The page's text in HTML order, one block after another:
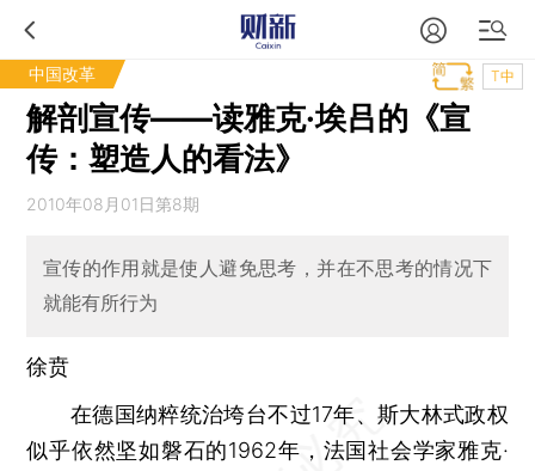
中国改革 T中
解剖宣传——读雅克·埃吕的《宣
传：塑造人的看法》
2010年08月01日第8期
宣传的作用就是使人避免思考，并在不思考的情况下
就能有所行为
徐贲
在德国纳粹统治垮台不过17年、斯大林式政权
似乎依然坚如磐石的1962年，法国社会学家雅克·